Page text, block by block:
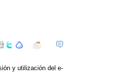
y utilización del e-